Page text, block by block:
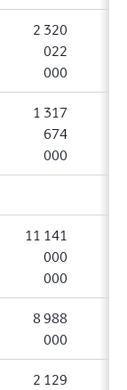
2 320
022
000
1 317
674
000
11 141
000
000
8 988
000
2 129